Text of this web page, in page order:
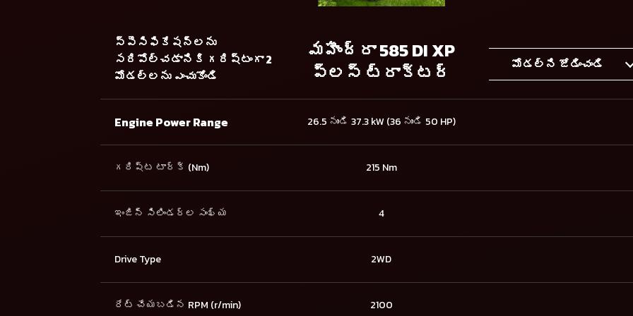
స్పెసిఫికేషన్లను
సరిపోల్చడానికి గరిష్టంగా 2
మోడల్లను ఎంచుకోండి
మహీంద్రా 585 DI XP
ప్లస్ ట్రాక్టర్
మోడల్ని జోడించండి
Engine Power Range 26.5 నుండి 37.3 kW (36 నుండి 50 HP)
గరిష్ట టార్క్ (Nm) 215 Nm
ఇంజిన్ సిలిండర్ల సంఖ్య 4
Drive Type 2WD
రేట్ చేయబడిన RPM (r/min) 2100